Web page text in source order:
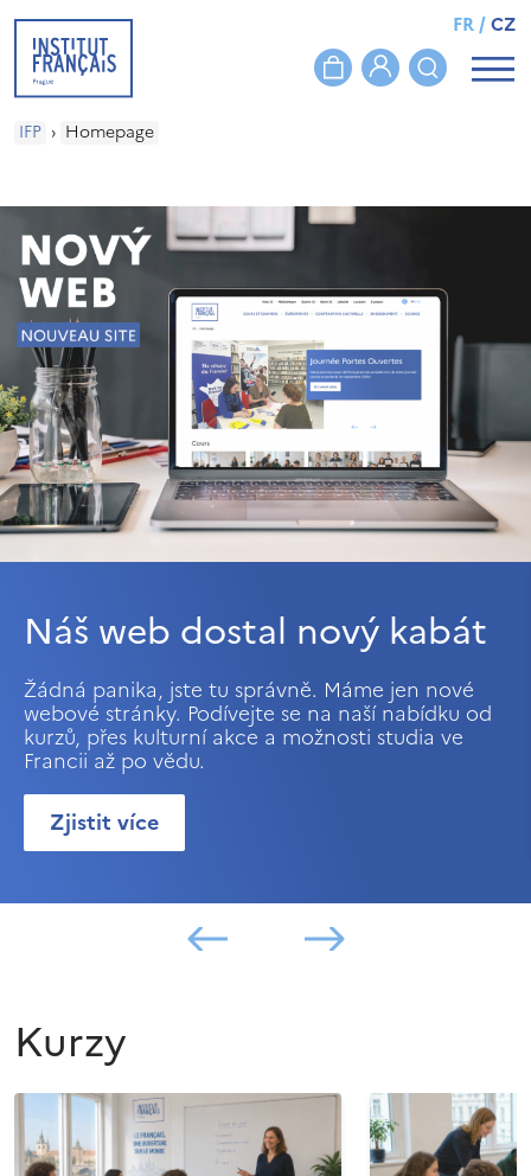
FR/CZ
IFP › Homepage
Náš web dostal nový kabát
Žádná panika, jste tu správně. Máme jen nové
webové stránky. Podívejte se na naší nabídku od
kurzů, přes kulturní akce a možnosti studia ve
Francii až po vědu.
Zjistit více
Kurzy